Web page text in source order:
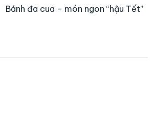
Bánh đa cua – món ngon “hậu Tết”